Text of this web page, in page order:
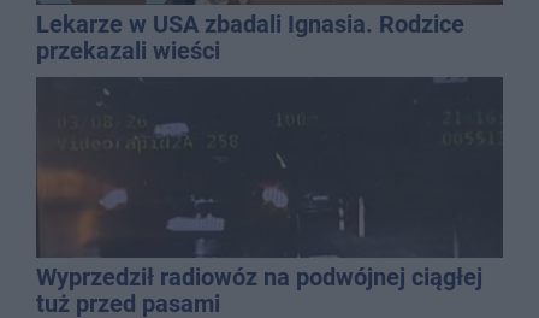
Lekarze w USA zbadali Ignasia. Rodzice
przekazali wieści
Wyprzedził radiowóz na podwójnej ciągłej
tuż przed pasami